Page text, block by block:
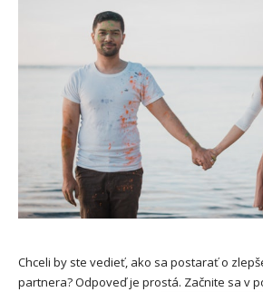
Chceli by ste vedieť, ako sa postarať o
partnera? Odpoveď je prostá. Začnite sa v